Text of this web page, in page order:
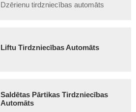
Dzērienu tirdzniecības automāts
Liftu Tirdzniecības Automāts
Saldētas Pārtikas Tirdzniecības
Automāts